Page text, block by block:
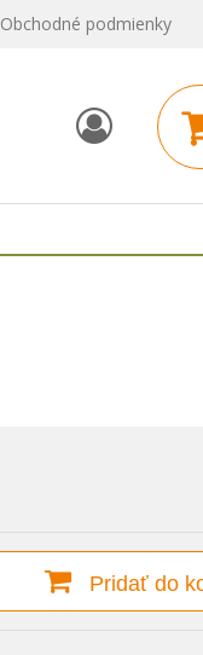
Obchodné podmienky
Pridať do